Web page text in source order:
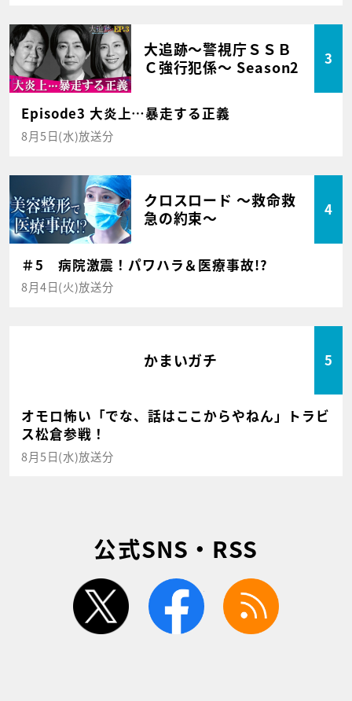
大追跡～警視庁ＳＳＢ
Ｃ強行犯係～ Season2
3
Episode3 大炎上…暴走する正義
8月5日(水)放送分
クロスロード ～救命救
急の約束～
4
＃5 病院激震！パワハラ＆医療事故!?
8月4日(火)放送分
かまいガチ 5
オモロ怖い「でな、話はここからやねん」トラビ
ス松倉参戦！
8月5日(水)放送分
公式SNS・RSS
twitter facebook